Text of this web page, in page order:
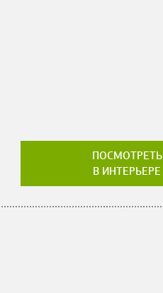
ПОСМОТРЕТЬ
В ИНТЕРЬЕРЕ